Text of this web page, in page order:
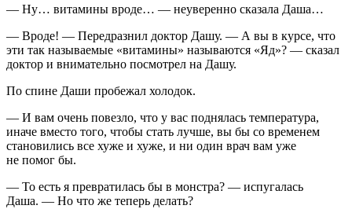
— Ну… витамины вроде… — неуверенно сказала Даша…
— Вроде! — Передразнил доктор Дашу. — А вы в курсе, что
эти так называемые «витамины» называются «Яд»? — сказал
доктор и внимательно посмотрел на Дашу.
По спине Даши пробежал холодок.
— И вам очень повезло, что у вас поднялась температура,
иначе вместо того, чтобы стать лучше, вы бы со временем
становились все хуже и хуже, и ни один врач вам уже
не помог бы.
— То есть я превратилась бы в монстра? — испугалась
Даша. — Но что же теперь делать?